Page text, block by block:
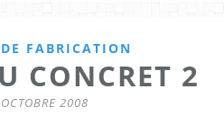
DE FABRICATION
CONCRET 2
2008